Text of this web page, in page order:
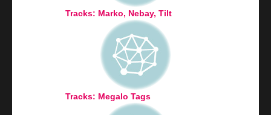
Tracks: Marko, Nebay, Tilt
Tracks: Megalo Tags